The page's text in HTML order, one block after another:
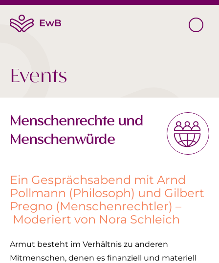
Events
Menschenrechte und
Menschenwürde
Ein Gesprächsabend mit Arnd
Pollmann (Philosoph) und Gilbert
Pregno (Menschenrechtler) –
Moderiert von Nora Schleich
Armut besteht im Verhältnis zu anderen
Mitmenschen, denen es finanziell und materiell